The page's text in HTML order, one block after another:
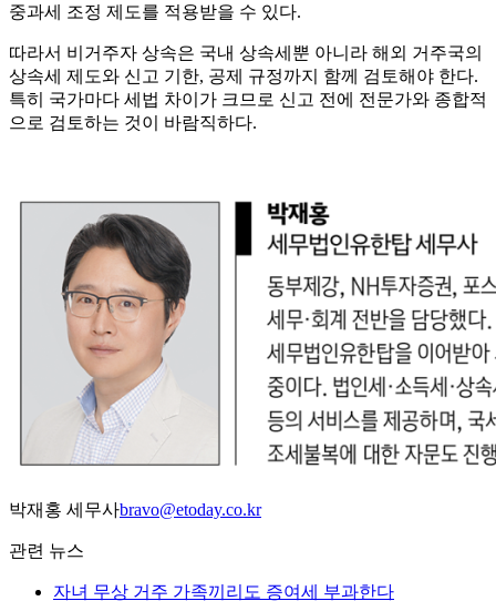
중과세 조정 제도를 적용받을 수 있다.
따라서 비거주자 상속은 국내 상속세뿐 아니라 해외 거주국의
상속세 제도와 신고 기한, 공제 규정까지 함께 검토해야 한다.
특히 국가마다 세법 차이가 크므로 신고 전에 전문가와 종합적
으로 검토하는 것이 바람직하다.
박재홍 세무사bravo@etoday.co.kr
관련 뉴스
자녀 무상 거주 가족끼리도 증여세 부과한다